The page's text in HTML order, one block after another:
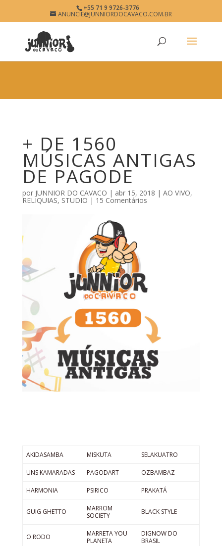
+ DE 1560 MÚSICAS ANTIGAS
DE PAGODE • JUNNIOR DO
CAVACO • O SITE DO
PAGODÃO
www.junniordocavaco.com.br
+55 71 9 9726-3776
ANUNCIE@JUNNIORDOCAVACO.COM.BR
+ DE 1560
MÚSICAS ANTIGAS
DE PAGODE
por JUNNIOR DO CAVACO | abr 15, 2018 | AO VIVO,
RELIQUIAS, STUDIO | 15 Comentários
AKIDASAMBA MISKUTA SELAKUATRO
UNS KAMARADAS PAGODART OZBAMBAZ
HARMONIA PSIRICO PRAKATÁ
GUIG GHETTO
MARROM
SOCIETY
BLACK STYLE
O RODO
MARRETA YOU
PLANETA
DIGNOW DO
BRASIL
× Free - In Google Play View